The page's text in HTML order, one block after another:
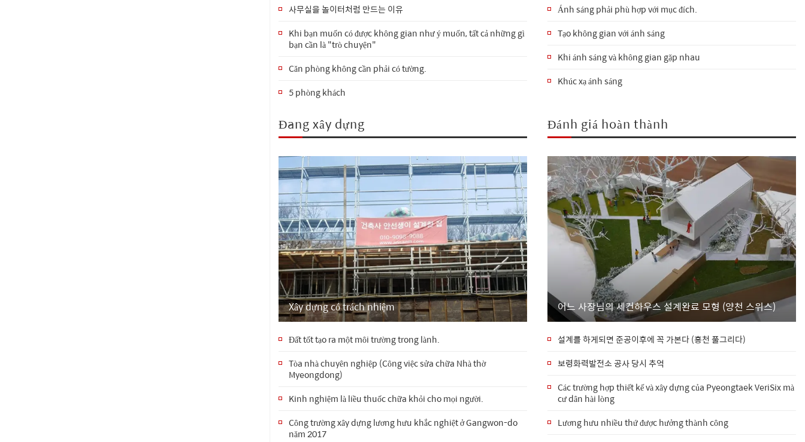
사무실을 놀이터처럼 만드는 이유
Khi bạn muốn có được không gian như ý muốn, tất cả những gì
bạn cần là "trò chuyện"
Căn phòng không cần phải có tường.
5 phòng khách
Ánh sáng phải phù hợp với mục đích.
Tạo không gian với ánh sáng
Khi ánh sáng và không gian gặp nhau
Khúc xạ ánh sáng
Đang xây dựng
Xây dựng có trách nhiệm
Đất tốt tạo ra một môi trường trong lành.
Tòa nhà chuyên nghiệp (Công việc sửa chữa Nhà thờ
Myeongdong)
Kinh nghiệm là liều thuốc chữa khỏi cho mọi người.
Công trường xây dựng lương hưu khắc nghiệt ở Gangwon-do
năm 2017
Đánh giá hoàn thành
어느 사장님의 세컨하우스 설계완료 모형 (양천 스위스)
설계를 하게되면 준공이후에 꼭 가본다 (홍천 풀그리다)
보령화력발전소 공사 당시 추억
Các trường hợp thiết kế và xây dựng của Pyeongtaek VeriSix mà
cư dân hài lòng
Lương hưu nhiều thứ được hưởng thành công